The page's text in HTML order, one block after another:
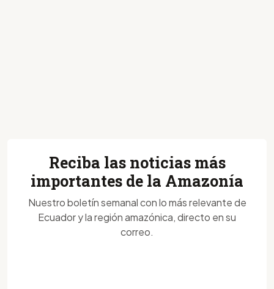
Reciba las noticias más
importantes de la Amazonía
Nuestro boletín semanal con lo más relevante de
Ecuador y la región amazónica, directo en su
correo.